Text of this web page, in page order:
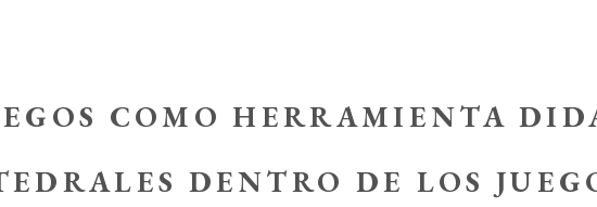
COMO HERRAMIENTA
DENTRO DE LOS